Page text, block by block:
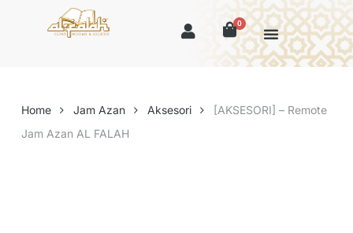
0
Home Jam Azan Aksesori
[AKSESORI] – Remote
Jam Azan AL FALAH